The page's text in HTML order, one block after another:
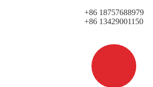
+86 18757688979
+86 13429001150